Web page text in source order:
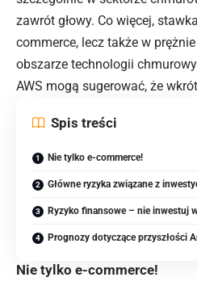
zawrót głowy. Co więcej,
commerce, lecz także w
obszarze technologii
AWS mogą sugerować, że
Spis treści
Nie tylko e-commerce!
Główne ryzyka związane z
Ryzyko finansowe – nie inwestuj
Prognozy dotyczące przyszłości
Nie tylko e-commerce!